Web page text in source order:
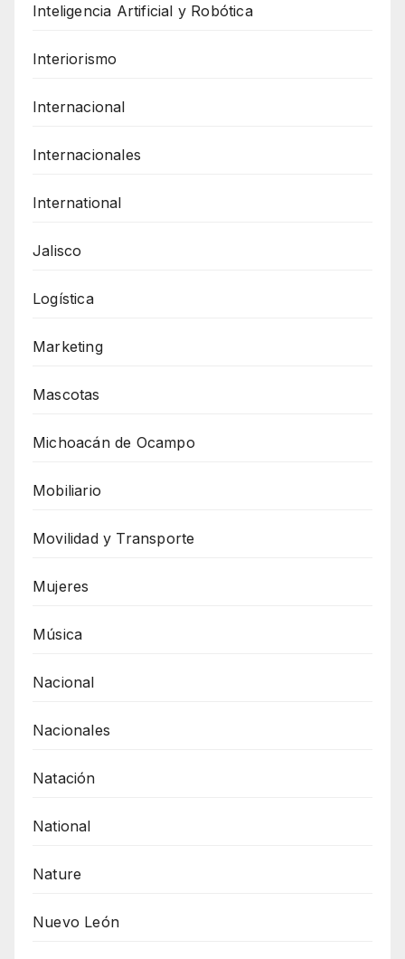
Inteligencia Artificial y Robótica
Interiorismo
Internacional
Internacionales
International
Jalisco
Logística
Marketing
Mascotas
Michoacán de Ocampo
Mobiliario
Movilidad y Transporte
Mujeres
Música
Nacional
Nacionales
Natación
National
Nature
Nuevo León